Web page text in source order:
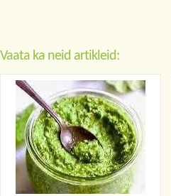
Vaata ka neid artikleid: